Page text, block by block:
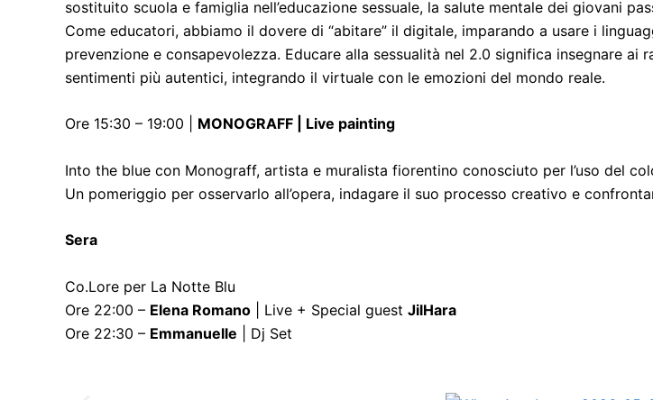
sostituito scuola e famiglia nell’educazione sessuale, la salute mentale dei giovani
Come educatori, abbiamo il dovere di “abitare” il digitale, imparando a usare i
prevenzione e consapevolezza. Educare alla sessualità nel 2.0 significa insegnare
sentimenti più autentici, integrando il virtuale con le emozioni del mondo reale.
Ore 15:30 – 19:00 | MONOGRAFF | Live painting
Into the blue con Monograff, artista e muralista fiorentino conosciuto per l’uso del
Un pomeriggio per osservarlo all’opera, indagare il suo processo creativo e
Sera
Co.Lore per La Notte Blu
Ore 22:00 – Elena Romano | Live + Special guest JilHara
Ore 22:30 – Emmanuelle | Dj Set